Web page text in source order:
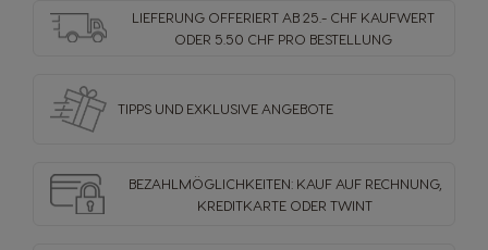
LIEFERUNG OFFERIERT AB 25.- CHF KAUFWERT
ODER 5.50 CHF PRO BESTELLUNG
TIPPS UND EXKLUSIVE ANGEBOTE
BEZAHLMÖGLICHKEITEN: KAUF AUF RECHNUNG,
KREDITKARTE ODER TWINT